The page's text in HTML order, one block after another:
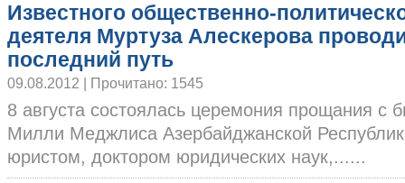
Известного общественно-
деятеля Муртуза Алескерова
последний путь
09.08.2012 | Прочитано: 1545
8 августа состоялась церемония прощания с
Милли Меджлиса Азербайджанской
юристом, доктором юридических наук,......